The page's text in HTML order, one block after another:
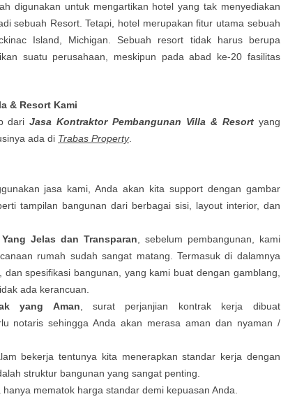
digunakan untuk mengartikan hotel yang tak menyediakan
sebuah Resort. Tetapi, hotel merupakan fitur utama sebuah
Island, Michigan. Sebuah resort tidak harus berupa
suatu perusahaan, meskipun pada abad ke-20 fasilitas
& Resort Kami
dariJasa Kontraktor Pembangunan Villa & Resort yang
ada di Trabas Property.
jasa kami, Anda akan kita support dengan gambar
tampilan bangunan dari berbagai sisi, layout interior, dan
Jelas dan Transparan , sebelum pembangunan, kami
rumah sudah sangat matang. Termasuk di dalamnya
spesifikasi bangunan, yang kami buat dengan gamblang,
ada kerancuan.
yang Aman , surat perjanjian kontrak kerja dibuat
notaris sehingga Anda akan merasa aman dan nyaman /
bekerja tentunya kita menerapkan standar kerja dengan
struktur bangunan yang sangat penting.
hanya mematok harga standar demi kepuasan Anda.